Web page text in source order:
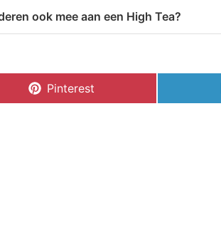
ook mee aan een High Tea?
Pinterest